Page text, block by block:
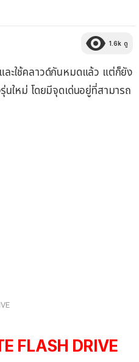
1.6k ดู
ะใช้คลาวด์กันหมดแล้ว แต่ก็ยัง
นใหม่ โดยมีจุดเด่นอยู่ที่สามารถ
FLASH DRIVE